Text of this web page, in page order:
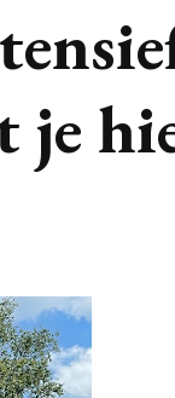
je